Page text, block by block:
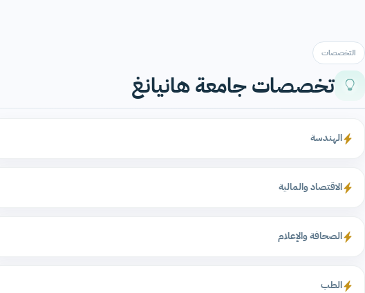
التخصصات
تخصصات جامعة هانيانغ
الهندسة
الاقتصاد والمالية
الصحافة والإعلام
الطب